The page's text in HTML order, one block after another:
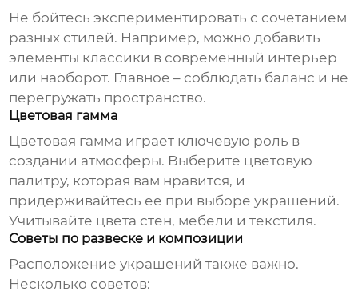
Не бойтесь экспериментировать с сочетанием
разных стилей. Например, можно добавить
элементы классики в современный интерьер
или наоборот. Главное – соблюдать баланс и не
перегружать пространство.
Цветовая гамма
Цветовая гамма играет ключевую роль в
создании атмосферы. Выберите цветовую
палитру, которая вам нравится, и
придерживайтесь ее при выборе украшений.
Учитывайте цвета стен, мебели и текстиля.
Советы по развеске и композиции
Расположение украшений также важно.
Несколько советов: